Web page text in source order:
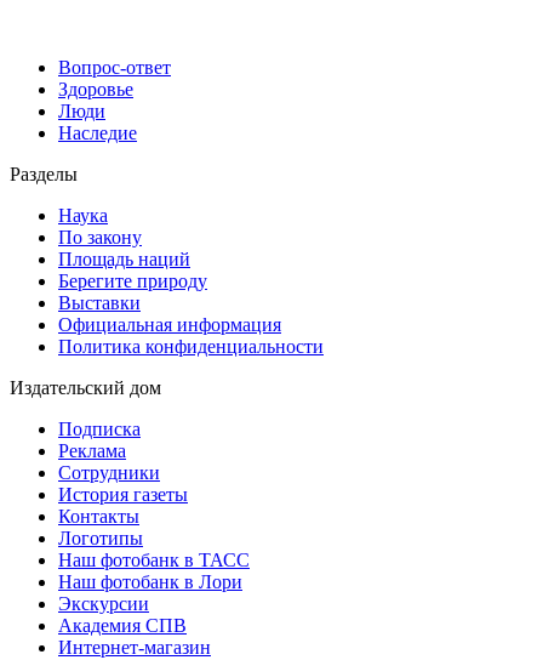
Вопрос-ответ
Здоровье
Люди
Наследие
Разделы
Наука
По закону
Площадь наций
Берегите природу
Выставки
Официальная информация
Политика конфиденциальности
Издательский дом
Подписка
Реклама
Сотрудники
История газеты
Контакты
Логотипы
Наш фотобанк в ТАСС
Наш фотобанк в Лори
Экскурсии
Академия СПВ
Интернет-магазин